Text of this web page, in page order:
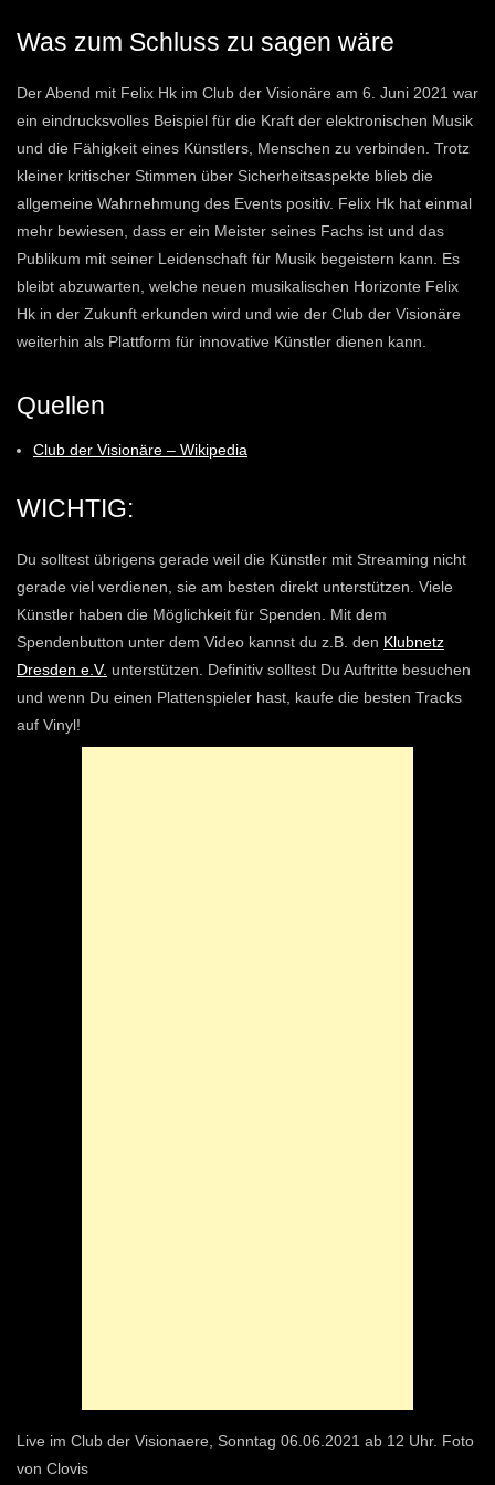
Was zum Schluss zu sagen wäre
Der Abend mit Felix Hk im Club der Visionäre am 6. Juni 2021 war
ein eindrucksvolles Beispiel für die Kraft der elektronischen Musik
und die Fähigkeit eines Künstlers, Menschen zu verbinden. Trotz
kleiner kritischer Stimmen über Sicherheitsaspekte blieb die
allgemeine Wahrnehmung des Events positiv. Felix Hk hat einmal
mehr bewiesen, dass er ein Meister seines Fachs ist und das
Publikum mit seiner Leidenschaft für Musik begeistern kann. Es
bleibt abzuwarten, welche neuen musikalischen Horizonte Felix
Hk in der Zukunft erkunden wird und wie der Club der Visionäre
weiterhin als Plattform für innovative Künstler dienen kann.
Quellen
Club der Visionäre – Wikipedia
WICHTIG:
Du solltest übrigens gerade weil die Künstler mit Streaming nicht
gerade viel verdienen, sie am besten direkt unterstützen. Viele
Künstler haben die Möglichkeit für Spenden. Mit dem
Spendenbutton unter dem Video kannst du z.B. den Klubnetz
Dresden e.V. unterstützen. Definitiv solltest Du Auftritte besuchen
und wenn Du einen Plattenspieler hast, kaufe die besten Tracks
auf Vinyl!
Live im Club der Visionaere, Sonntag 06.06.2021 ab 12 Uhr. Foto
von Clovis